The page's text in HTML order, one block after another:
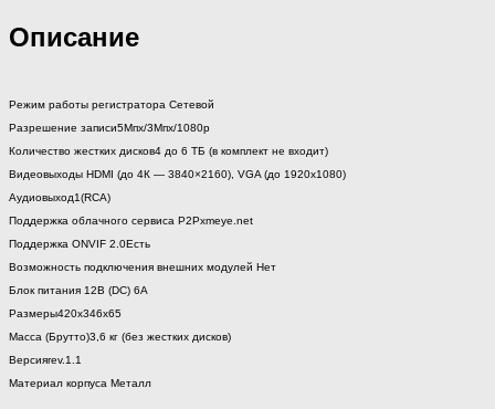
Описание
Режим работы регистратора Сетевой
Разрешение записи5Мпх/3Мпх/1080р
Количество жестких дисков4 до 6 TБ (в комплект не входит)
Видеовыходы HDMI (до 4К — 3840×2160), VGA (до 1920х1080)
Аудиовыход1(RCA)
Поддержка облачного сервиса Р2Рxmeye.net
Поддержка ONVIF 2.0Есть
Возможность подключения внешних модулей Нет
Блок питания 12В (DC) 6А
Размеры420х346х65
Масса (Брутто)3,6 кг (без жестких дисков)
Версияrev.1.1
Материал корпуса Металл